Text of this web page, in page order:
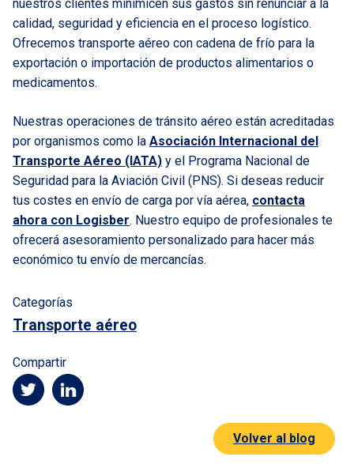
nuestros clientes minimicen sus gastos sin renunciar a la
calidad, seguridad y eficiencia en el proceso logístico.
Ofrecemos transporte aéreo con cadena de frío para la
exportación o importación de productos alimentarios o
medicamentos.
Nuestras operaciones de tránsito aéreo están acreditadas
por organismos como la Asociación Internacional del
Transporte Aéreo (IATA) y el Programa Nacional de
Seguridad para la Aviación Civil (PNS). Si deseas reducir
tus costes en envío de carga por vía aérea, contacta
ahora con Logisber. Nuestro equipo de profesionales te
ofrecerá asesoramiento personalizado para hacer más
económico tu envío de mercancías.
Categorías
Transporte aéreo
Compartir
Volver al blog